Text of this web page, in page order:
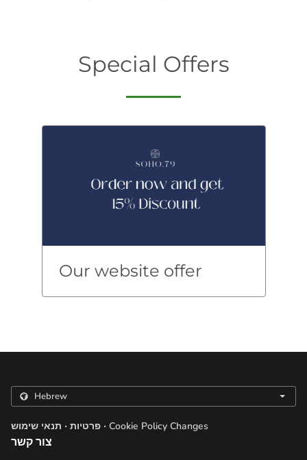
Special Offers
Our website offer
פרטיות . תנאי שימוש . Cookie Policy Changes
צור קשר